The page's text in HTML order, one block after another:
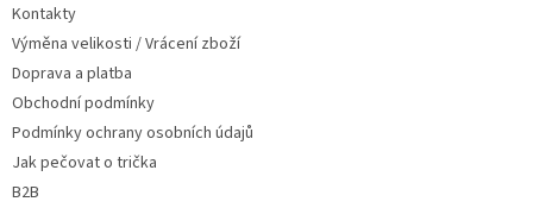
Kontakty
Výměna velikosti / Vrácení zboží
Doprava a platba
Obchodní podmínky
Podmínky ochrany osobních údajů
Jak pečovat o trička
B2B